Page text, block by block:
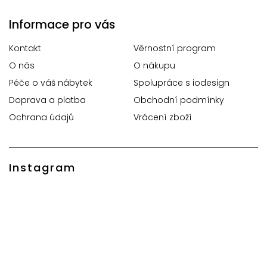
Informace pro vás
Kontakt
Věrnostní program
O nás
O nákupu
Péče o váš nábytek
Spolupráce s iodesign
Doprava a platba
Obchodní podmínky
Ochrana údajů
Vrácení zboží
Instagram